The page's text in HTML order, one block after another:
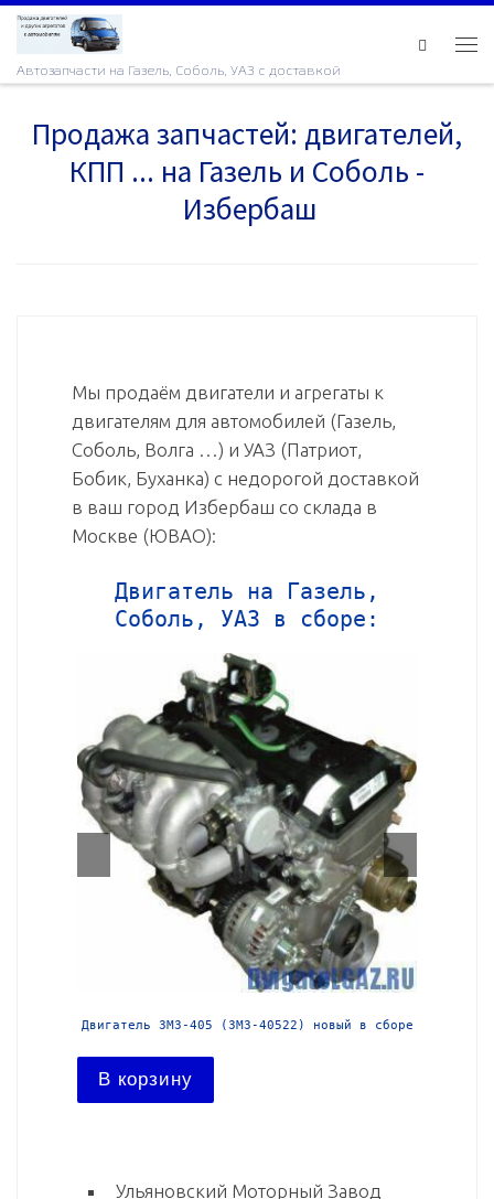
Skip to content
Автозапчасти на Газель, Соболь, УАЗ с доставкой
Продажа запчастей: двигателей,
КПП ... на Газель и Соболь -
Избербаш
Мы продаём двигатели и агрегаты к
двигателям для автомобилей (Газель,
Соболь, Волга …) и УАЗ (Патриот,
Бобик, Буханка) с недорогой доставкой
в ваш город Избербаш со склада в
Москве (ЮВАО):
Двигатель на Газель,
Соболь, УАЗ в сборе:
Двигатель ЗМЗ-405 (ЗМЗ-40522) новый в сборе
В корзину
Ульяновский Моторный Завод